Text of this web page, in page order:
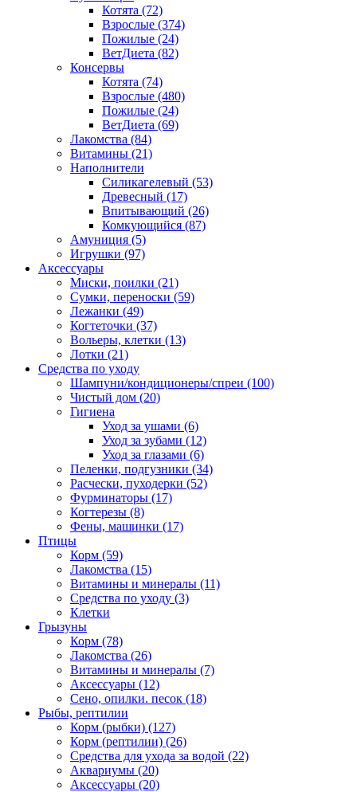
Котята (72)
Взрослые (374)
Пожилые (24)
ВетДиета (82)
Консервы
Котята (74)
Взрослые (480)
Пожилые (24)
ВетДиета (69)
Лакомства (84)
Витамины (21)
Наполнители
Силикагелевый (53)
Древесный (17)
Впитывающий (26)
Комкующийся (87)
Амуниция (5)
Игрушки (97)
Аксессуары
Миски, поилки (21)
Сумки, переноски (59)
Лежанки (49)
Когтеточки (37)
Вольеры, клетки (13)
Лотки (21)
Средства по уходу
Шампуни/кондиционеры/спреи (100)
Чистый дом (20)
Гигиена
Уход за ушами (6)
Уход за зубами (12)
Уход за глазами (6)
Пеленки, подгузники (34)
Расчески, пуходерки (52)
Фурминаторы (17)
Когтерезы (8)
Фены, машинки (17)
Птицы
Корм (59)
Лакомства (15)
Витамины и минералы (11)
Средства по уходу (3)
Клетки
Грызуны
Корм (78)
Лакомства (26)
Витамины и минералы (7)
Аксессуары (12)
Сено, опилки. песок (18)
Рыбы, рептилии
Корм (рыбки) (127)
Корм (рептилии) (26)
Средства для ухода за водой (22)
Аквариумы (20)
Аксессуары (20)